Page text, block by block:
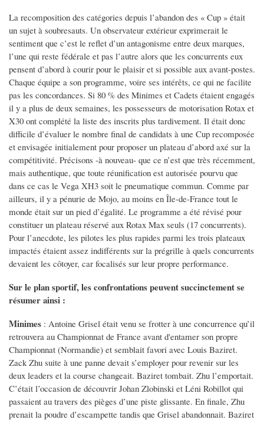
La recomposition des catégories depuis l’abandon des « Cup » était
un sujet à soubresauts. Un observateur extérieur exprimerait le
sentiment que c’est le reflet d’un antagonisme entre deux marques,
l’une qui reste fédérale et pas l’autre alors que les concurrents eux
pensent d’abord à courir pour le plaisir et si possible aux avant-postes.
Chaque équipe a son programme, voire ses intérêts, ce qui ne facilite
pas les concordances. Si 80 % des Minimes et Cadets étaient engagés
il y a plus de deux semaines, les possesseurs de motorisation Rotax et
X30 ont complété la liste des inscrits plus tardivement. Il était donc
difficile d’évaluer le nombre final de candidats à une Cup recomposée
et envisagée initialement pour proposer un plateau d’abord axé sur la
compétitivité. Précisons -à nouveau- que ce n’est que très récemment,
mais authentique, que toute réunification est autorisée pourvu que
dans ce cas le Vega XH3 soit le pneumatique commun. Comme par
ailleurs, il y a pénurie de Mojo, au moins en Île-de-France tout le
monde était sur un pied d’égalité. Le programme a été révisé pour
constituer un plateau réservé aux Rotax Max seuls (17 concurrents).
Pour l’anecdote, les pilotes les plus rapides parmi les trois plateaux
impactés étaient assez indifférents sur la prégrille à quels concurrents
devaient les côtoyer, car focalisés sur leur propre performance.
Sur le plan sportif, les confrontations peuvent succinctement se
résumer ainsi :
Minimes : Antoine Grisel était venu se frotter à une concurrence qu’il
retrouvera au Championnat de France avant d'entamer son propre
Championnat (Normandie) et semblait favori avec Louis Baziret.
Zack Zhu suite à une panne devait s’employer pour revenir sur les
deux leaders et la course changeait. Baziret tombait. Zhu l’emportait.
C’était l’occasion de découvrir Johan Zlobinski et Léni Robillot qui
passaient au travers des pièges d’une piste glissante. En finale, Zhu
prenait la poudre d’escampette tandis que Grisel abandonnait. Baziret